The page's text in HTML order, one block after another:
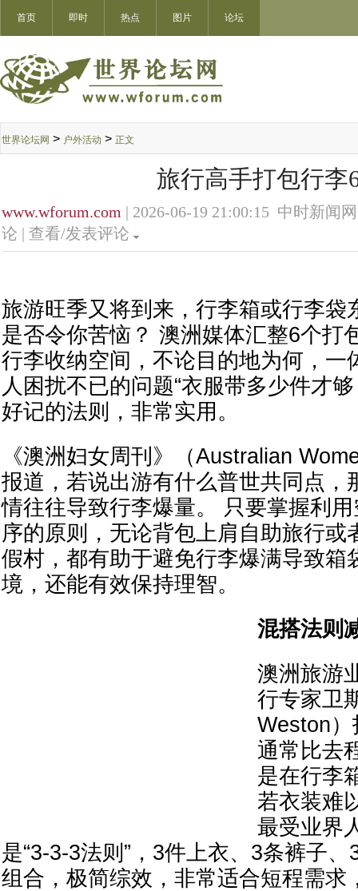
首页 即时 热点 图片 论坛
世界论坛网 > 户外活动 > 正文
旅行高手打包行李
www.wforum.com | 2026-06-19 21:00:15 中时新闻
论 | 查看/发表评论
旅游旺季又将到来，行李箱或行李袋
是否令你苦恼？ 澳洲媒体汇整6个打
行李收纳空间，不论目的地为何，一
人困扰不已的问题“衣服带多少件才
好记的法则，非常实用。
《澳洲妇女周刊》（Australian
报道，若说出游有什么普世共同点，
情往往导致行李爆量。 只要掌握利
序的原则，无论背包上肩自助旅行或
假村，都有助于避免行李爆满导致箱
境，还能有效保持理智。
混搭法则
澳洲旅游
行专家卫
Weston
通常比去
是在行李
若衣装难
最受业界
是“3-3-3法则”，3件上衣、3条裤子
组合，极简综效，非常适合短程需求